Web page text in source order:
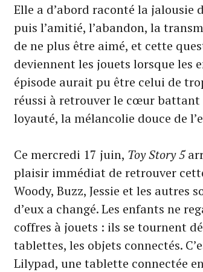
Elle a d’abord raconté la jalousie
puis l’amitié, l’abandon, la
de ne plus être aimé, et cette
deviennent les jouets lorsque les
épisode aurait pu être celui de
réussi à retrouver le cœur battant
loyauté, la mélancolie douce de
Ce mercredi 17 juin, Toy Story 5
plaisir immédiat de retrouver
Woody, Buzz, Jessie et les autres
d’eux a changé. Les enfants ne
coffres à jouets : ils se tournent
tablettes, les objets connectés.
Lilypad, une tablette connectée